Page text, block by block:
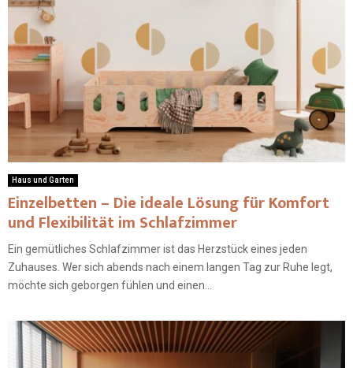
Haus und Garten
Einzelbetten – Die ideale Lösung für Komfort
und Flexibilität im Schlafzimmer
Ein gemütliches Schlafzimmer ist das Herzstück eines jeden
Zuhauses. Wer sich abends nach einem langen Tag zur Ruhe legt,
möchte sich geborgen fühlen und einen...